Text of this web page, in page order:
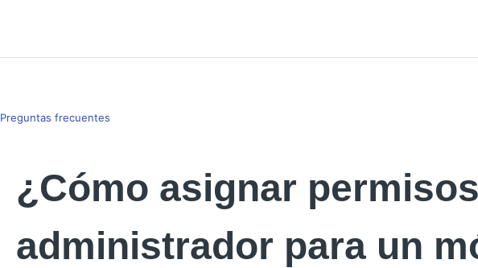
Preguntas frecuentes
¿Cómo asignar
administrador para un